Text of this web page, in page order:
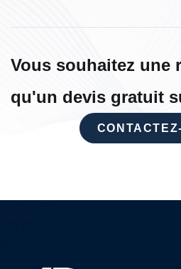
Vous souhaitez une
qu'un devis gratuit